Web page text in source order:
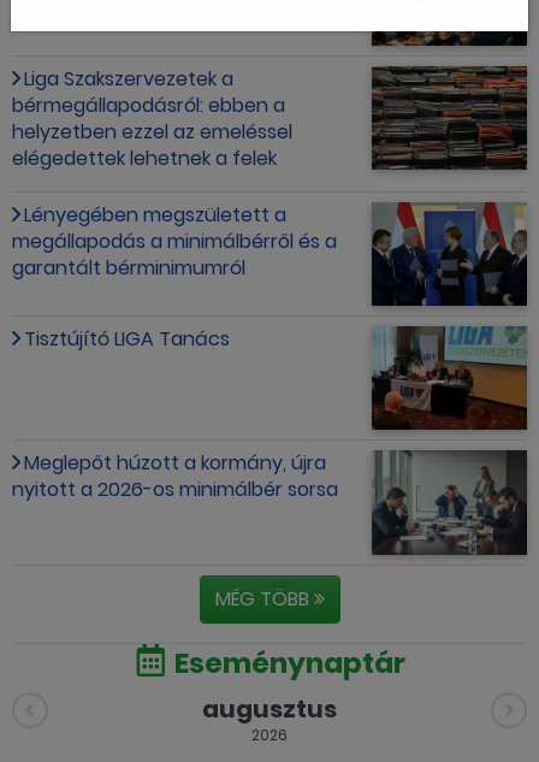
Liga Szakszervezetek a
bérmegállapodásról: ebben a
helyzetben ezzel az emeléssel
elégedettek lehetnek a felek
Lényegében megszületett a
megállapodás a minimálbérről és a
garantált bérminimumról
Tisztújító LIGA Tanács
Meglepőt húzott a kormány, újra
nyitott a 2026-os minimálbér sorsa
MÉG TÖBB
Eseménynaptár
augusztus
2026